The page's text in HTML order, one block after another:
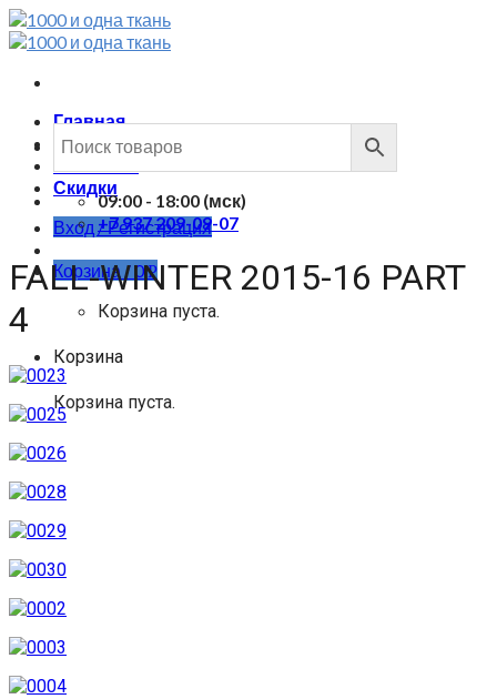
Skip
to
Главная
Каталог
Скидки
Вход / Регистрация
Корзина /0Р
Корзина пуста.
Корзина
Корзина пуста.
09:00 - 18:00 (мск)
+7 937 209-09-07
FALL-WINTER 2015-16 PART
4